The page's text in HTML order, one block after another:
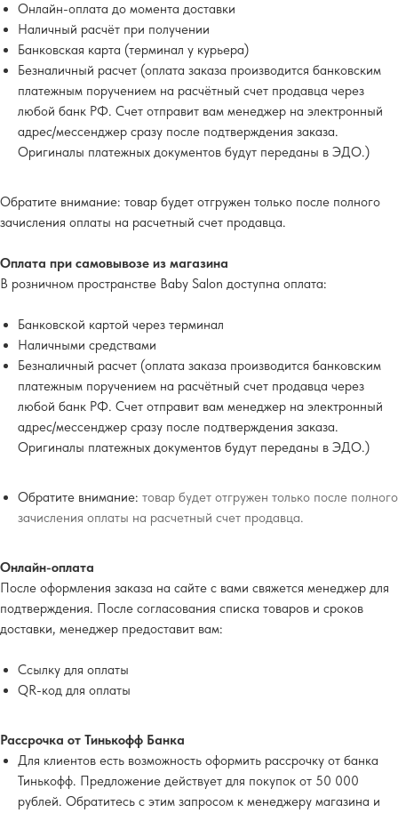
Онлайн-оплата до момента доставки
Наличный расчёт при получении
Банковская карта (терминал у курьера)
Безналичный расчет (оплата заказа производится банковским
платежным поручением на расчётный счет продавца через
любой банк РФ. Счет отправит вам менеджер на электронный
адрес/мессенджер сразу после подтверждения заказа.
Оригиналы платежных документов будут переданы в ЭДО.)
Обратите внимание: товар будет отгружен только после полного
зачисления оплаты на расчетный счет продавца.
Оплата при самовывозе из магазина
В розничном пространстве Baby Salon доступна оплата:
Банковской картой через терминал
Наличными средствами
Безналичный расчет (оплата заказа производится банковским
платежным поручением на расчётный счет продавца через
любой банк РФ. Счет отправит вам менеджер на электронный
адрес/мессенджер сразу после подтверждения заказа.
Оригиналы платежных документов будут переданы в ЭДО.)
Обратите внимание: товар будет отгружен только после полного
зачисления оплаты на расчетный счет продавца.
Онлайн-оплата
После оформления заказа на сайте с вами свяжется менеджер для
подтверждения. После согласования списка товаров и сроков
доставки, менеджер предоставит вам:
Ссылку для оплаты
QR-код для оплаты
Рассрочка от Тинькофф Банка
Для клиентов есть возможность оформить рассрочку от банка
Тинькофф. Предложение действует для покупок от 50 000
рублей. Обратитесь с этим запросом к менеджеру магазина и